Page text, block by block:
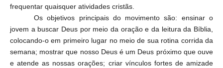
frequentar quaisquer atividades cristãs.
Os objetivos principais do movimento são: ensinar o
jovem a buscar Deus por meio da oração e da leitura da Bíblia,
colocando-o em primeiro lugar no meio de sua rotina corrida da
semana; mostrar que nosso Deus é um Deus próximo que ouve
e atende as nossas orações; criar vínculos fortes de amizade